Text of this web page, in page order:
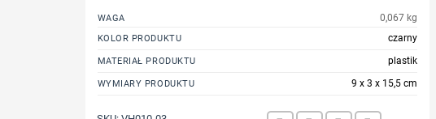
WAGA 0,067 kg
KOLOR PRODUKTU czarny
MATERIAŁ PRODUKTU plastik
WYMIARY PRODUKTU 9 x 3 x 15,5 cm